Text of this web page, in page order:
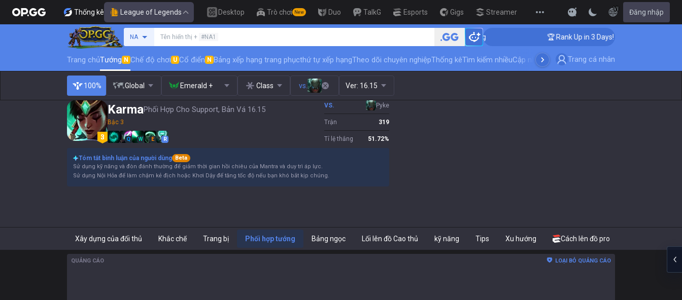
Thống kê League of Legends Desktop Trò chơi New Duo TalkG Esports Gigs Streamer Overlay VI Đăng nhập
NA
Tìm kiếm người chơi
Tên hiển thị + #NA1 🏆 Rank Up in 3 Days! Challenger Coaching 🏆 Rank Up in 3 Days! Challenger Coaching
Trang chủTướng N Chế độ chơi U Cổ điển N Bảng xếp hạng trang phụcthứ tự xếp hạngTheo dõi chuyên nghiệpThống kêTìm kiếm nhiềuCập nhật trò chơiTrang cá nhân
100% Global Emerald + Class vs. Ver: 16.15
KarmaPhối Hợp Cho Support, Bản Vá 16.15
Bậc 3
Q W E R
VS. Pyke
Trận 319
Tỉ lệ thắng 51.72%
Tóm tắt bình luận của người dùng Beta
Sử dụng kỹ năng và đòn đánh thường để giảm thời gian hồi chiêu của Mantra và duy trì áp lực.
Sử dụng Nội Hỏa để làm chậm kẻ địch hoặc Khơi Dậy để tăng tốc độ nếu bạn khó bắt kịp chúng.
Xây dựng của đối thủ Khắc chế Trang bị Phối hợp tướng Bảng ngọc Lối lên đồ Cao thủ kỹ năng Tips Xu hướng Cách lên đồ pro
QUẢNG CÁO LOẠI BỎ QUẢNG CÁO